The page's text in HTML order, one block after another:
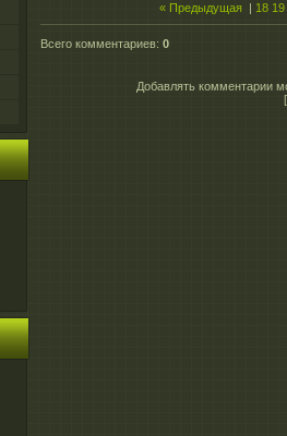
« Предыдущая 18 19
Всего комментариев: 0
Добавлять комментарии